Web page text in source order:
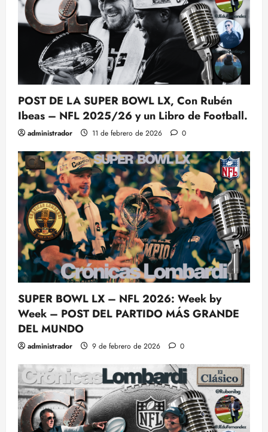
POST DE LA SUPER BOWL LX, Con Rubén
Ibeas – NFL 2025/26 y un Libro de Football.
administrador 11 de febrero de 2026 0
SUPER BOWL LX – NFL 2026: Week by
Week – POST DEL PARTIDO MÁS GRANDE
DEL MUNDO
administrador 9 de febrero de 2026 0